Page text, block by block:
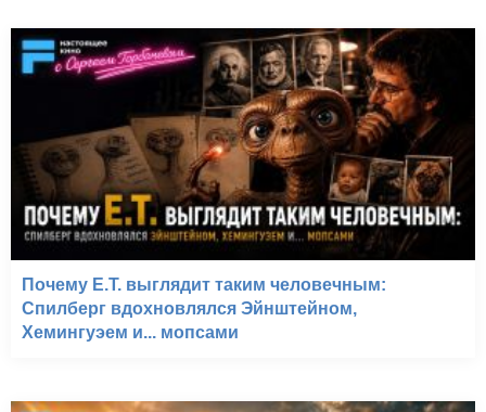
Почему E.T. выглядит таким человечным:
Спилберг вдохновлялся Эйнштейном,
Хемингуэем и... мопсами